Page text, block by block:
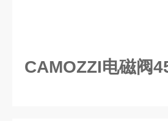
CAMOZZI电磁阀